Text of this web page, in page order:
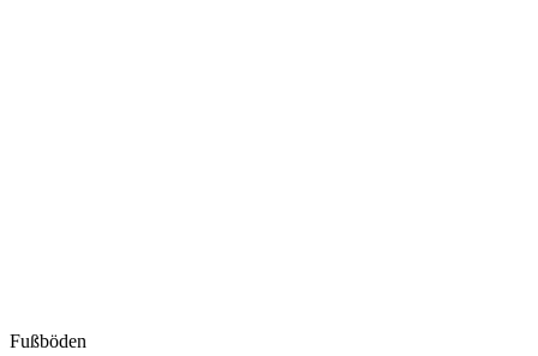
Fußböden